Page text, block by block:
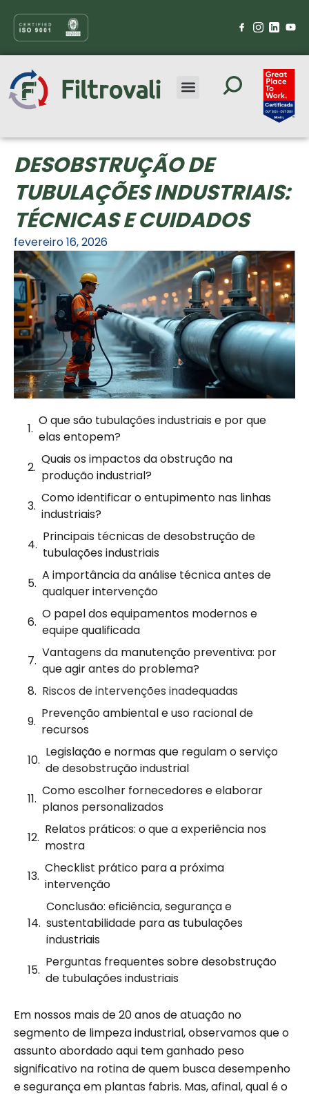
DESOBSTRUÇÃO DE
TUBULAÇÕES INDUSTRIAIS:
TÉCNICAS E CUIDADOS
fevereiro 16, 2026
O que são tubulações industriais e por que
elas entopem?
Quais os impactos da obstrução na
produção industrial?
Como identificar o entupimento nas linhas
industriais?
Principais técnicas de desobstrução de
tubulações industriais
A importância da análise técnica antes de
qualquer intervenção
O papel dos equipamentos modernos e
equipe qualificada
Vantagens da manutenção preventiva: por
que agir antes do problema?
Riscos de intervenções inadequadas
Prevenção ambiental e uso racional de
recursos
Legislação e normas que regulam o serviço
de desobstrução industrial
Como escolher fornecedores e elaborar
planos personalizados
Relatos práticos: o que a experiência nos
mostra
Checklist prático para a próxima
intervenção
Conclusão: eficiência, segurança e
sustentabilidade para as tubulações
industriais
Perguntas frequentes sobre desobstrução
de tubulações industriais
Em nossos mais de 20 anos de atuação no
segmento de limpeza industrial, observamos que o
assunto abordado aqui tem ganhado peso
significativo na rotina de quem busca desempenho
e segurança em plantas fabris. Mas, afinal, qual é o